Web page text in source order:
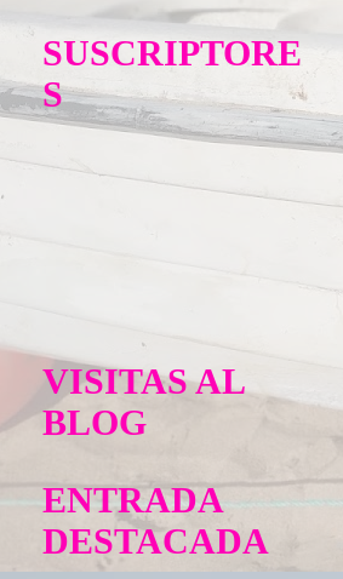
SUSCRIPTORE
S
VISITAS AL
BLOG
ENTRADA
DESTACADA